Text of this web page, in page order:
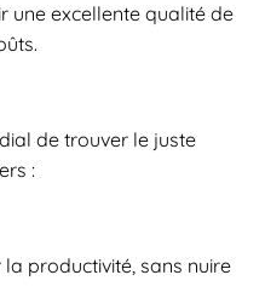
une excellente qualité de
de trouver le juste
:
productivité, sans nuire